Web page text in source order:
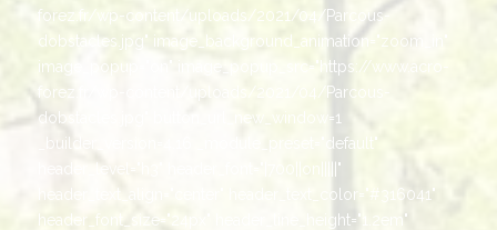
forez.fr/wp-content/uploads/2021/04/Parcous-
dobstacles.jpg" image_background_animation="zoom_in"
image_popup="on" image_popup_src="https://www.acro-
forez.fr/wp-content/uploads/2021/04/Parcous-
dobstacles.jpg" button_url_new_window=1
_builder_version=4.16 _module_preset="default"
header_level="h3" header_font="|700||on|||||"
header_text_align="center" header_text_color="#316041"
header_font_size="24px" header_line_height="1.2em"